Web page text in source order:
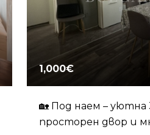
1,000€
🏡 Под наем –
просторен двор и